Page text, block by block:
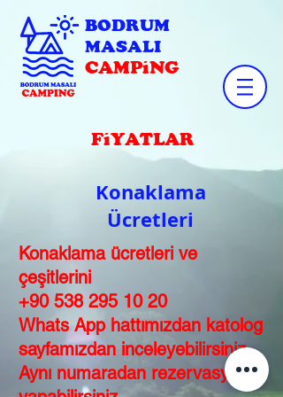
BODRUM
MASALI
CAMPiNG
FiYATLAR
Konaklama
Ücretleri
Konaklama ücretleri ve
çeşitlerini
+90 538 295 10 20
Whats App hattımızdan katolog
sayfamızdan inceleyebilirsiniz.
Aynı numaradan rezervasyon